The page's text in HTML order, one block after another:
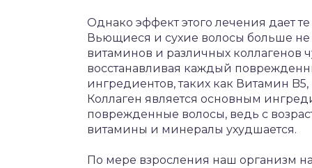
Однако эффект этого лечения дает
Вьющиеся и сухие волосы больше не
витаминов и различных коллагенов
восстанавливая каждый
ингредиентов, таких как Витамин
Коллаген является основным
поврежденные волосы, ведь с
витамины и минералы ухудшается.
По мере взросления наш организм